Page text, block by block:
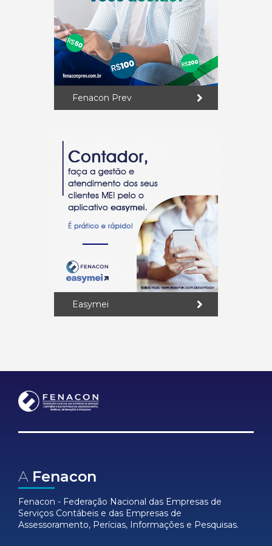
Fenacon Prev
Easymei
A Fenacon
Fenacon - Federação Nacional das Empresas de
Serviços Contábeis e das Empresas de
Assessoramento, Perícias, Informações e Pesquisas.